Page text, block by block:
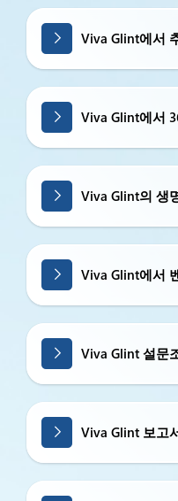
Viva Glint에서
Viva Glint에서
Viva Glint의 생
Viva Glint에서
Viva Glint 설문
Viva Glint 보고